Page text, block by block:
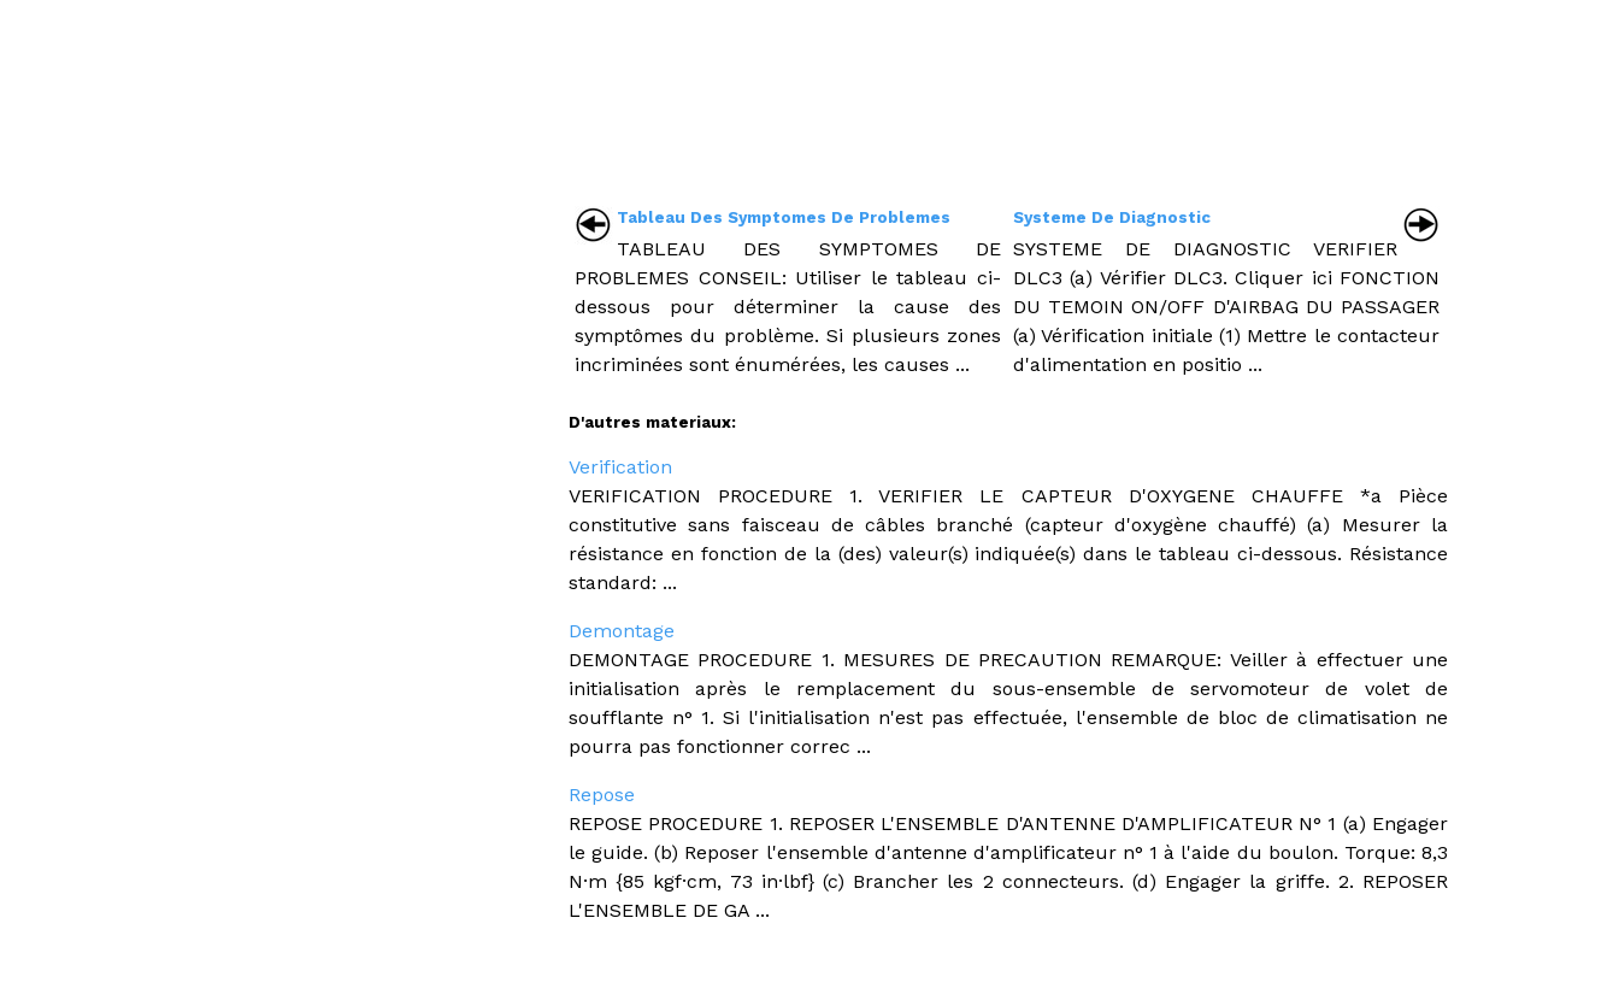
Tableau Des Symptomes De Problemes
TABLEAU DES SYMPTOMES DE
PROBLEMES CONSEIL: Utiliser le tableau ci-
dessous pour déterminer la cause des
symptômes du problème. Si plusieurs zones
incriminées sont énumérées, les causes ...
Systeme De Diagnostic
SYSTEME DE DIAGNOSTIC VERIFIER
DLC3 (a) Vérifier DLC3. Cliquer ici FONCTION
DU TEMOIN ON/OFF D'AIRBAG DU PASSAGER
(a) Vérification initiale (1) Mettre le contacteur
d'alimentation en positio ...
D'autres materiaux:
Verification
VERIFICATION PROCEDURE 1. VERIFIER LE CAPTEUR D'OXYGENE CHAUFFE *a Pièce
constitutive sans faisceau de câbles branché (capteur d'oxygène chauffé) (a) Mesurer la
résistance en fonction de la (des) valeur(s) indiquée(s) dans le tableau ci-dessous. Résistance
standard: ...
Demontage
DEMONTAGE PROCEDURE 1. MESURES DE PRECAUTION REMARQUE: Veiller à effectuer une
initialisation après le remplacement du sous-ensemble de servomoteur de volet de
soufflante n° 1. Si l'initialisation n'est pas effectuée, l'ensemble de bloc de climatisation ne
pourra pas fonctionner correc ...
Repose
REPOSE PROCEDURE 1. REPOSER L'ENSEMBLE D'ANTENNE D'AMPLIFICATEUR N° 1 (a) Engager
le guide. (b) Reposer l'ensemble d'antenne d'amplificateur n° 1 à l'aide du boulon. Torque: 8,3
N·m {85 kgf·cm, 73 in·lbf} (c) Brancher les 2 connecteurs. (d) Engager la griffe. 2. REPOSER
L'ENSEMBLE DE GA ...